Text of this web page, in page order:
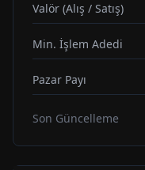
Valör (Alış / Satış)
Min. İşlem Adedi
Pazar Payı
Son Güncelleme